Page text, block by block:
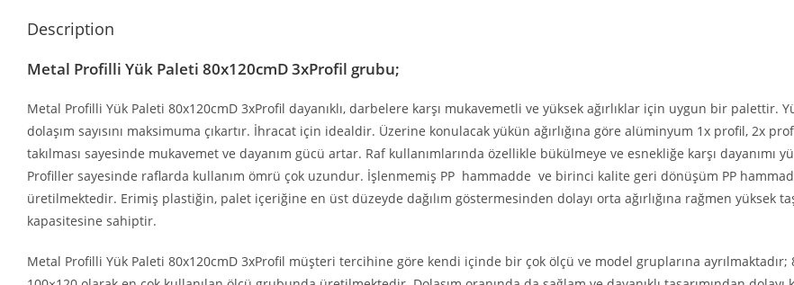
Description
Metal Profilli Yük Paleti 80x120cmD 3xProfil grubu;
Metal Profilli Yük Paleti 80x120cmD 3xProfil dayanıklı, darbelere karşı mukavemetli ve yüksek ağırlıklar için uygun bir palettir.
dolaşım sayısını maksimuma çıkartır. İhracat için idealdir. Üzerine konulacak yükün ağırlığına göre alüminyum 1x profil, 2x
takılması sayesinde mukavemet ve dayanım gücü artar. Raf kullanımlarında özellikle bükülmeye ve esnekliğe karşı dayanımı
Profiller sayesinde raflarda kullanım ömrü çok uzundur. İşlenmemiş PP hammadde ve birinci kalite geri dönüşüm PP
üretilmektedir. Erimiş plastiğin, palet içeriğine en üst düzeyde dağılım göstermesinden dolayı orta ağırlığına rağmen yüksek
kapasitesine sahiptir.
Metal Profilli Yük Paleti 80x120cmD 3xProfil müşteri tercihine göre kendi içinde bir çok ölçü ve model gruplarına ayrılmaktadır;